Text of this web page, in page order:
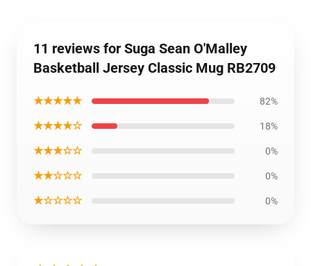
11 reviews for Suga Sean O'Malley
Basketball Jersey Classic Mug RB2709
★★★★★ 82%
★★★★☆ 18%
★★★☆☆ 0%
★★☆☆☆ 0%
★☆☆☆☆ 0%